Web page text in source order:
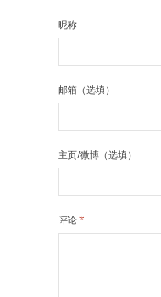
昵称
邮箱（选填）
主页/微博（选填）
评论*